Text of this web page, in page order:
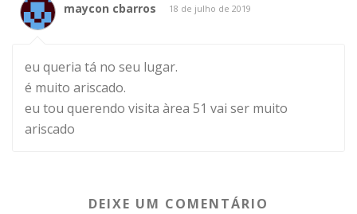
maycon cbarros 18 de julho de 2019
eu queria tá no seu lugar.
é muito ariscado.
eu tou querendo visita àrea 51 vai ser muito
ariscado
DEIXE UM COMENTÁRIO